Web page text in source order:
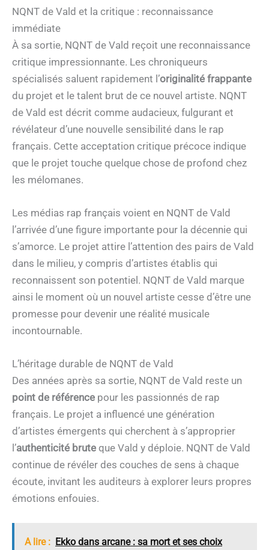
NQNT de Vald et la critique : reconnaissance
immédiate
À sa sortie, NQNT de Vald reçoit une reconnaissance
critique impressionnante. Les chroniqueurs
spécialisés saluent rapidement l’originalité frappante
du projet et le talent brut de ce nouvel artiste. NQNT
de Vald est décrit comme audacieux, fulgurant et
révélateur d’une nouvelle sensibilité dans le rap
français. Cette acceptation critique précoce indique
que le projet touche quelque chose de profond chez
les mélomanes.
Les médias rap français voient en NQNT de Vald
l’arrivée d’une figure importante pour la décennie qui
s’amorce. Le projet attire l’attention des pairs de Vald
dans le milieu, y compris d’artistes établis qui
reconnaissent son potentiel. NQNT de Vald marque
ainsi le moment où un nouvel artiste cesse d’être une
promesse pour devenir une réalité musicale
incontournable.
L’héritage durable de NQNT de Vald
Des années après sa sortie, NQNT de Vald reste un
point de référence pour les passionnés de rap
français. Le projet a influencé une génération
d’artistes émergents qui cherchent à s’approprier
l’authenticité brute que Vald y déploie. NQNT de Vald
continue de révéler des couches de sens à chaque
écoute, invitant les auditeurs à explorer leurs propres
émotions enfouies.
A lire : Ekko dans arcane : sa mort et ses choix